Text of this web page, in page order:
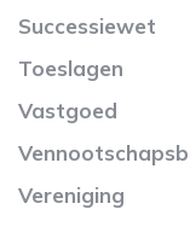
Successiewet
Toeslagen
Vastgoed
Vereniging